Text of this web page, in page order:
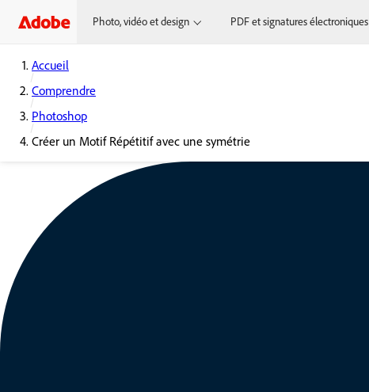
Photo, vidéo et design PDF et signatures électroniques
Accueil
Comprendre
Photoshop
Créer un Motif Répétitif avec une symétrie